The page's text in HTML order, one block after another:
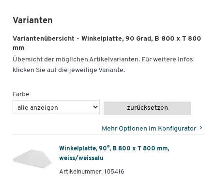
Varianten
Variantenübersicht - Winkelplatte, 90 Grad, B 800 x T 800
mm
Übersicht der möglichen Artikelvarianten. Für weitere Infos
klicken Sie auf die jeweilige Variante.
Farbe
zurücksetzen
Mehr Optionen im Konfigurator
Winkelplatte, 90°, B 800 x T 800 mm,
weiss/weissalu
Artikelnummer: 105416